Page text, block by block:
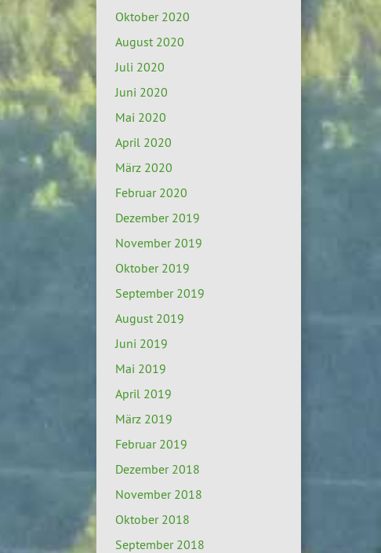
Oktober 2020
August 2020
Juli 2020
Juni 2020
Mai 2020
April 2020
März 2020
Februar 2020
Dezember 2019
November 2019
Oktober 2019
September 2019
August 2019
Juni 2019
Mai 2019
April 2019
März 2019
Februar 2019
Dezember 2018
November 2018
Oktober 2018
September 2018